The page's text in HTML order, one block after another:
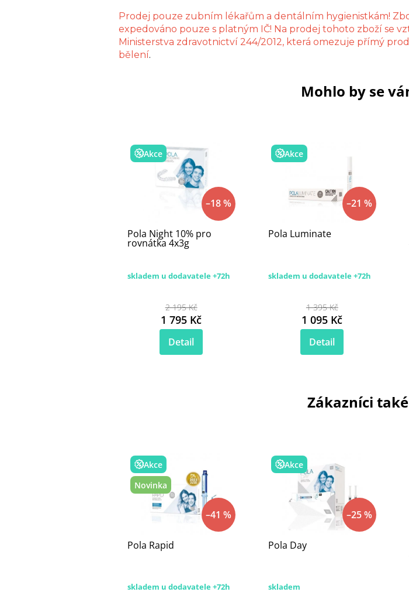
Prodej pouze zubním lékařům a dentálním hygienistkám!
expedováno pouze s platným IČ! Na prodej tohoto zboží se
Ministerstva zdravotnictví 244/2012, která omezuje přímý
bělení.
Mohlo by se
Akce
–18 %
Pola Night 10% pro
rovnátka 4x3g
skladem u dodavatele +72h
2 195 Kč
1 795 Kč
Detail
Akce
–21 %
Pola Luminate
skladem u dodavatele +72h
1 395 Kč
1 095 Kč
Detail
Zákazníci
Akce
Novinka
–41 %
Pola Rapid
skladem u dodavatele +72h
Akce
–25 %
Pola Day
skladem